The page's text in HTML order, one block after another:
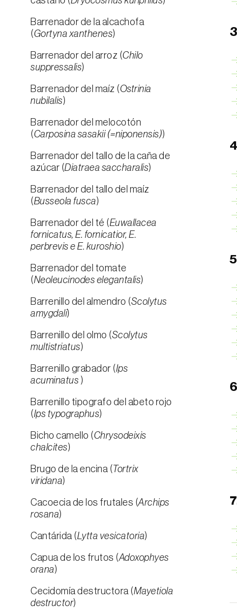
Barrenador de la alcachofa
(Gortyna xanthenes)
Barrenador del arroz (Chilo
suppressalis)
Barrenador del maíz (Ostrinia
nubilalis)
Barrenador del melocotón
(Carposina sasakii (=niponensis))
Barrenador del tallo de la caña de
azúcar (Diatraea saccharalis)
Barrenador del tallo del maíz
(Busseola fusca)
Barrenador del té (Euwallacea
fornicatus, E. fornicatior, E.
perbrevis e E. kuroshio)
Barrenador del tomate
(Neoleucinodes elegantalis)
Barrenillo del almendro (Scolytus
amygdali)
Barrenillo del olmo (Scolytus
multistriatus)
Barrenillo grabador (Ips
acuminatus )
Barrenillo tipografo del abeto rojo
(Ips typographus)
Bicho camello (Chrysodeixis
chalcites)
Brugo de la encina ( Tortrix
viridana)
Cacoecia de los frutales (Archips
rosana)
Cantárida (Lytta vesicatoria)
Capua de los frutos (Adoxophyes
orana)
Cecidomía destructora (Mayetiola
destructor)